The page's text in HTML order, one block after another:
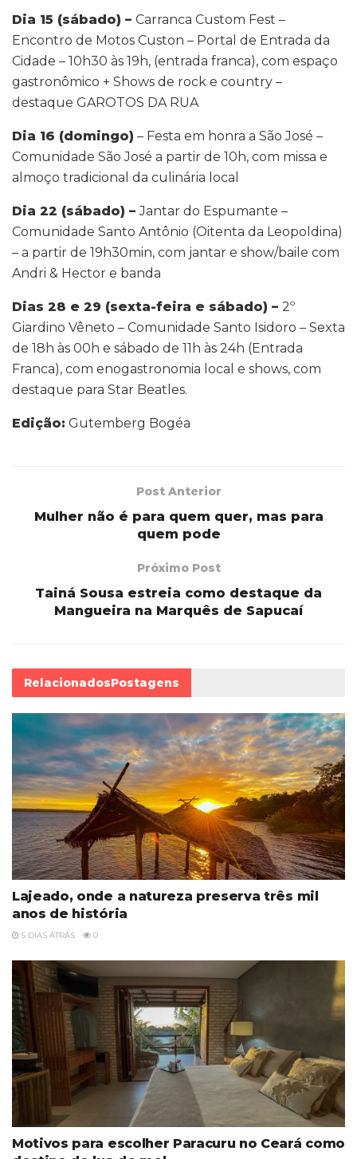
Dia 15 (sábado) – Carranca Custom Fest –
Encontro de Motos Custon – Portal de Entrada da
Cidade – 10h30 às 19h, (entrada franca), com espaço
gastronômico + Shows de rock e country –
destaque GAROTOS DA RUA
Dia 16 (domingo) – Festa em honra a São José –
Comunidade São José a partir de 10h, com missa e
almoço tradicional da culinária local
Dia 22 (sábado) –Jantar do Espumante –
Comunidade Santo Antônio (Oitenta da Leopoldina)
– a partir de 19h30min, com jantar e show/baile com
Andri & Hector e banda
Dias 28 e 29 (sexta-feira e sábado) – 2º
Giardino Vêneto – Comunidade Santo Isidoro – Sexta
de 18h às 00h e sábado de 11h às 24h (Entrada
Franca), com enogastronomia local e shows, com
destaque para Star Beatles.
Edição: Gutemberg Bogéa
Post Anterior
Mulher não é para quem quer, mas para
quem pode
Próximo Post
Tainá Sousa estreia como destaque da
Mangueira na Marquês de Sapucaí
RelacionadosPostagens
Lajeado, onde a natureza preserva três mil
anos de história
5 DIAS ATRÁS 0
Motivos para escolher Paracuru no Ceará como